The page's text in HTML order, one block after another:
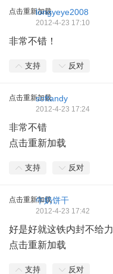
点击重新加载longyeye2008
2012-4-23 17:10
非常不错！
支持 反对
点击重新加载softandy
2012-4-23 17:24
非常不错
点击重新加载
支持 反对
点击重新加载牛奶饼干
2012-4-23 17:42
好是好就这铁内封不给力
点击重新加载
支持 反对